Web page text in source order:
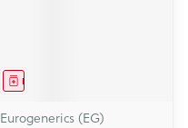
Médicament
Eurogenerics (EG)